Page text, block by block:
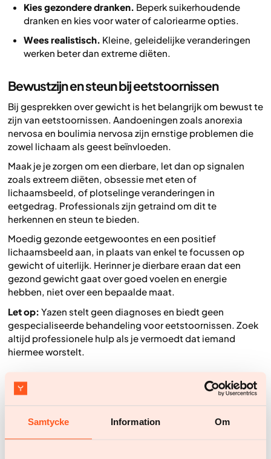
Samtycke Information Om
Kies gezondere dranken. Beperk suikerhoudende
dranken en kies voor water of caloriearme opties.
Wees realistisch. Kleine, geleidelijke veranderingen
werken beter dan extreme diëten.
Bewustzijn en steun bij eetstoornissen
Bij gesprekken over gewicht is het belangrijk om bewust te
zijn van eetstoornissen. Aandoeningen zoals anorexia
nervosa en boulimia nervosa zijn ernstige problemen die
zowel lichaam als geest beïnvloeden.
Maak je je zorgen om een dierbare, let dan op signalen
zoals extreem diëten, obsessie met eten of
lichaamsbeeld, of plotselinge veranderingen in
eetgedrag. Professionals zijn getraind om dit te
herkennen en steun te bieden.
Moedig gezonde eetgewoontes en een positief
lichaamsbeeld aan, in plaats van enkel te focussen op
gewicht of uiterlijk. Herinner je dierbare eraan dat een
gezond gewicht gaat over goed voelen en energie
hebben, niet over een bepaalde maat.
Let op: Yazen stelt geen diagnoses en biedt geen
gespecialiseerde behandeling voor eetstoornissen. Zoek
altijd professionele hulp als je vermoedt dat iemand
hiermee worstelt.
Kinderen en tieners steunen in gesprekken
over gewicht
Bij kinderen en tieners is extra gevoeligheid nodig.